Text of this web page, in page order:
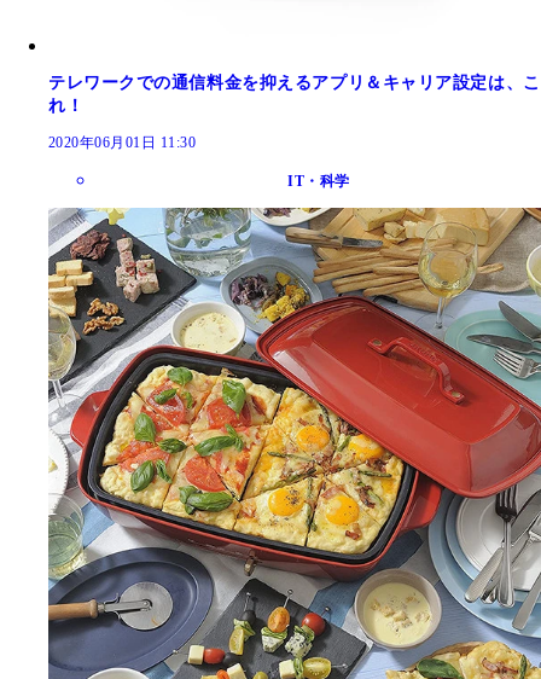
テレワークでの通信料金を抑えるアプリ＆キャリア設定は、こ
れ！
2020年06月01日 11:30
IT・科学